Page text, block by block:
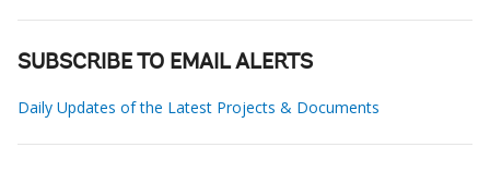
SUBSCRIBE TO EMAIL ALERTS
Daily Updates of the Latest Projects & Documents